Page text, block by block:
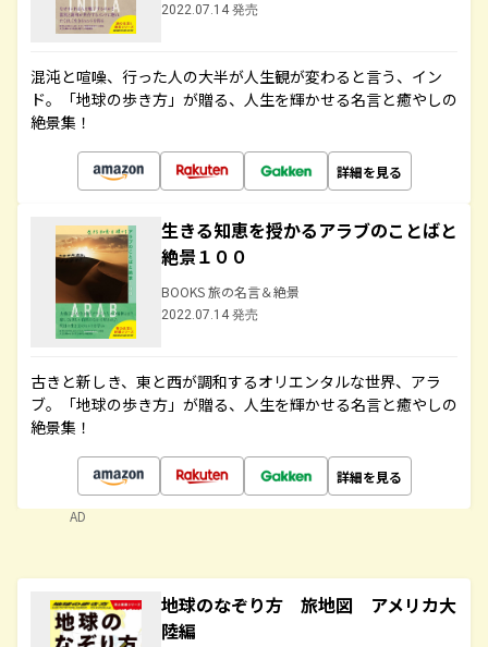
2022.07.14 発売
混沌と喧噪、行った人の大半が人生観が変わると言う、イン
ド。「地球の歩き方」が贈る、人生を輝かせる名言と癒やしの
絶景集！
詳細を見る
生きる知恵を授かるアラブのことばと
絶景１００
BOOKS 旅の名言＆絶景
2022.07.14 発売
古きと新しき、東と西が調和するオリエンタルな世界、アラ
ブ。「地球の歩き方」が贈る、人生を輝かせる名言と癒やしの
絶景集！
詳細を見る
AD
地球のなぞり方 旅地図 アメリカ大
陸編